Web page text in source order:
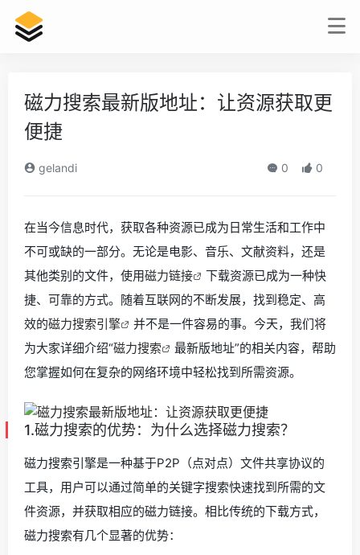
磁力搜索最新版地址：让资源获取更
便捷
gelandi 0 0
在当今信息时代，获取各种资源已成为日常生活和工作中
不可或缺的一部分。无论是电影、音乐、文献资料，还是
其他类别的文件，使用磁力链接
下载资源已成为一种快
捷、可靠的方式。随着互联网的不断发展，找到稳定、高
效的磁力搜索引擎
并不是一件容易的事。今天，我们将
为大家详细介绍“磁力搜索
最新版地址”的相关内容，帮助
您掌握如何在复杂的网络环境中轻松找到所需资源。
1.磁力搜索的优势：为什么选择磁力搜索？
磁力搜索引擎是一种基于P2P（点对点）文件共享协议的
工具，用户可以通过简单的关键字搜索快速找到所需的文
件资源，并获取相应的磁力链接。相比传统的下载方式，
磁力搜索有几个显著的优势：